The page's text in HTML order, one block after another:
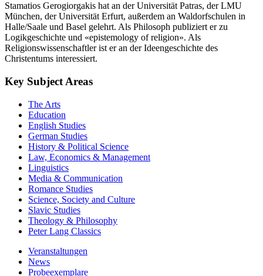
Stamatios Gerogiorgakis hat an der Universität Patras, der LMU
München, der Universität Erfurt, außerdem an Waldorfschulen in
Halle/Saale und Basel gelehrt. Als Philosoph publiziert er zu
Logikgeschichte und «epistemology of religion». Als
Religionswissenschaftler ist er an der Ideengeschichte des
Christentums interessiert.
Key Subject Areas
The Arts
Education
English Studies
German Studies
History & Political Science
Law, Economics & Management
Linguistics
Media & Communication
Romance Studies
Science, Society and Culture
Slavic Studies
Theology & Philosophy
Peter Lang Classics
Veranstaltungen
News
Probeexemplare